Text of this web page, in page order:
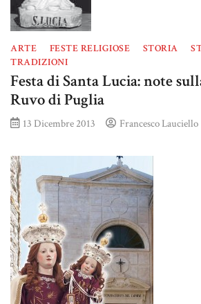
ARTE FESTE RELIGIOSE STORIA
TRADIZIONI
Festa di Santa Lucia: note
Ruvo di Puglia
13 Dicembre 2013 Francesco Lauciello